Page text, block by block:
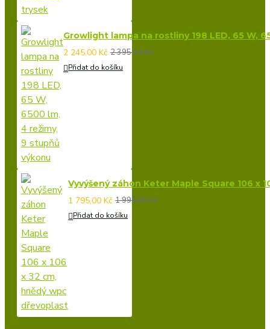
Growlight lampa na rostliny 198 LED, 65 W,
2 245,00 Kč 2 395,00 Kč
Přidat do košíku
Vyvýšený záhon Keter Maple Square 106 x
1 795,00 Kč 1 995,00 Kč
Přidat do košíku